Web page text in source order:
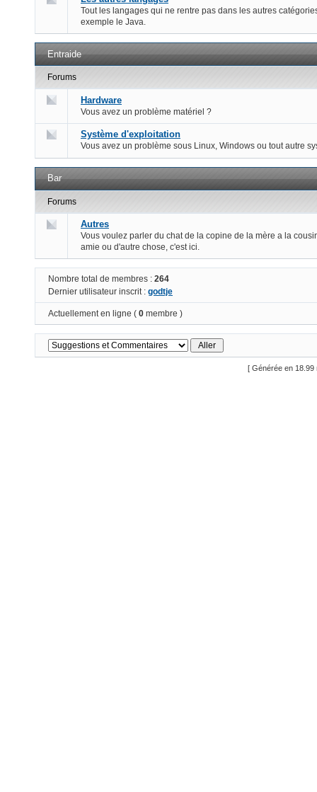
Tout les langages qui ne rentre pas dans les autres
exemple le Java.
Entraide
Forums
Hardware
Vous avez un problème matériel ?
Système d'exploitation
Vous avez un problème sous Linux, Windows ou tout autre
Bar
Forums
Autres
Vous voulez parler du chat de la copine de la mère a la
amie ou d'autre chose, c'est ici.
Nombre total de membres : 264
Dernier utilisateur inscrit : godtje
Actuellement en ligne ( 0 membre )
[ Générée en